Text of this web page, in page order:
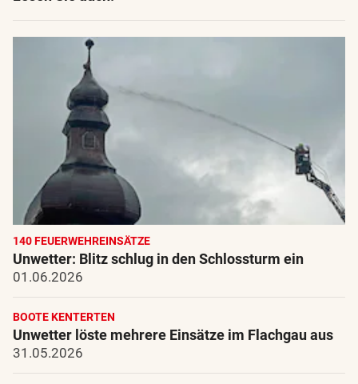
140 FEUERWEHREINSÄTZE
Unwetter: Blitz schlug in den Schlossturm ein
01.06.2026
BOOTE KENTERTEN
Unwetter löste mehrere Einsätze im Flachgau aus
31.05.2026